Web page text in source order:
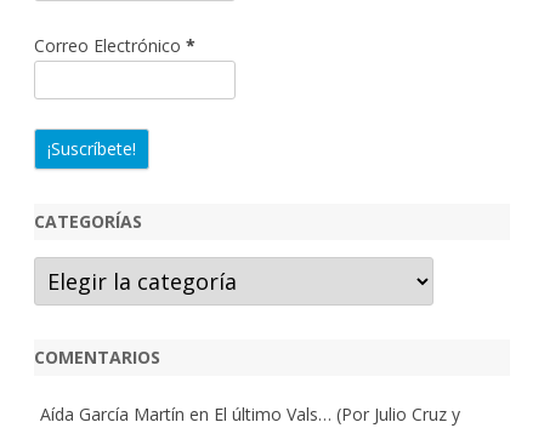
Correo Electrónico *
CATEGORÍAS
Categorías
COMENTARIOS
Aída García Martín en El último Vals… (Por Julio Cruz y